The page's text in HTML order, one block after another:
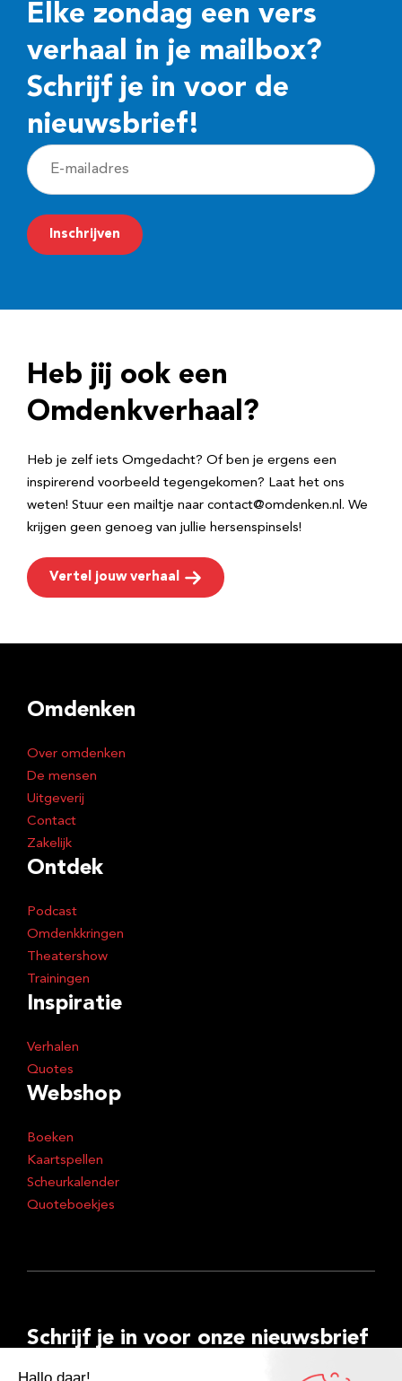
Elke zondag een vers
verhaal in je mailbox?
Schrijf je in voor de
nieuwsbrief!
E
-
m
a
r
e
Inschrijven
Heb jij ook een
Omdenkverhaal?
Heb je zelf iets Omgedacht? Of ben je ergens een
inspirerend voorbeeld tegengekomen? Laat het ons
weten! Stuur een mailtje naar contact@omdenken.nl. We
krijgen geen genoeg van jullie hersenspinsels!
Vertel jouw verhaal
Omdenken
Over omdenken
De mensen
Uitgeverij
Contact
Zakelijk
Ontdek
Podcast
Omdenkkringen
Theatershow
Trainingen
Inspiratie
Verhalen
Quotes
Webshop
Boeken
Kaartspellen
Scheurkalender
Quoteboekjes
Schrijf je in voor onze nieuwsbrief